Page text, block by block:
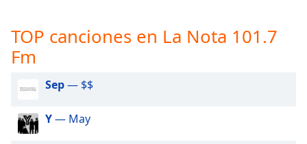
opens
subtitles
settings
dialog
off
selected
TOP canciones en La Nota 101.7
Fm
Sep— $$
Y— May